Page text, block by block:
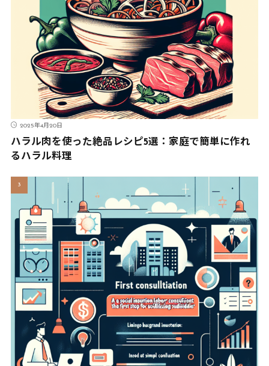
2025年4月20日
ハラル肉を使った絶品レシピ5選：家庭で簡単に作れ
るハラル料理